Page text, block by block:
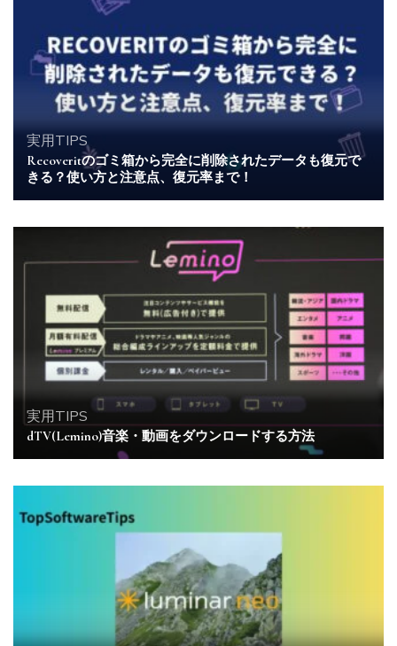
実用TIPS
Recoveritのゴミ箱から完全に削除されたデータも復元で
きる？使い方と注意点、復元率まで！
実用TIPS
dTV(Lemino)音楽・動画をダウンロードする方法